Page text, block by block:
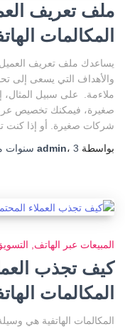
ملف تعريف
المكالمات
يساعدك ملف تعريف العميل
والأهداف التي يسعى إلى
ملاءمة. على سبيل المثال،
صغيرة، فيمكنك تخصيص
شركات صغيرة. أو إذا كنت
بواسطة
admin، 3 سنوات
المبيعات عبر الهاتف
كيف تجذب
المكالمات
المكالمات الهاتفية هي